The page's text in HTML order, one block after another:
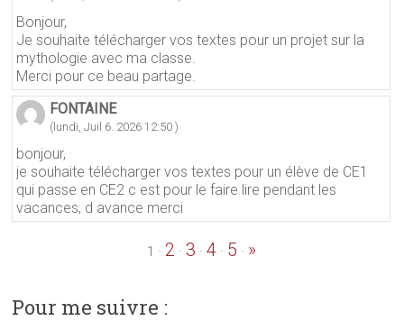
Bonjour,
Je souhaite télécharger vos textes pour un projet sur la
mythologie avec ma classe.
Merci pour ce beau partage.
FONTAINE
(lundi, Juil 6. 2026 12:50 )
bonjour,
je souhaite télécharger vos textes pour un élève de CE1
qui passe en CE2 c est pour le faire lire pendant les
vacances, d avance merci
1 · 2 ·3 ·4 · 5 · »
Pour me suivre :